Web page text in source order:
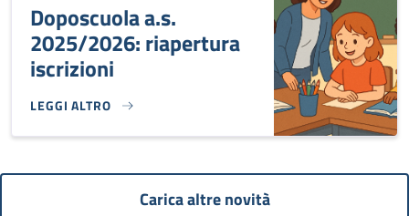
Doposcuola a.s.
2025/2026: riapertura
iscrizioni
LEGGI ALTRO
DOPOSCUOLA A.S. 2025/2026: RIAPERTURA ISCRIZIONI}
Carica altre novità